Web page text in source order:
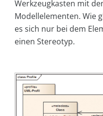
Werkzeugkasten mit
Modellelementen. Wie
es sich nur bei dem
einen Stereotyp.